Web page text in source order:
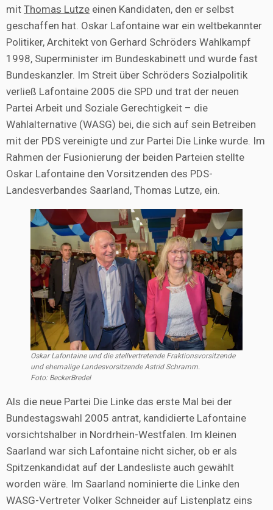
mit Thomas Lutze einen Kandidaten, den er selbst
geschaffen hat. Oskar Lafontaine war ein weltbekannter
Politiker, Architekt von Gerhard Schröders Wahlkampf
1998, Superminister im Bundeskabinett und wurde fast
Bundeskanzler. Im Streit über Schröders Sozialpolitik
verließ Lafontaine 2005 die SPD und trat der neuen
Partei Arbeit und Soziale Gerechtigkeit – die
Wahlalternative (WASG) bei, die sich auf sein Betreiben
mit der PDS vereinigte und zur Partei Die Linke wurde. Im
Rahmen der Fusionierung der beiden Parteien stellte
Oskar Lafontaine den Vorsitzenden des PDS-
Landesverbandes Saarland, Thomas Lutze, ein.
Oskar Lafontaine und die stellvertretende Fraktionsvorsitzende
und ehemalige Landesvorsitzende Astrid Schramm.
Foto: BeckerBredel
Als die neue Partei Die Linke das erste Mal bei der
Bundestagswahl 2005 antrat, kandidierte Lafontaine
vorsichtshalber in Nordrhein-Westfalen. Im kleinen
Saarland war sich Lafontaine nicht sicher, ob er als
Spitzenkandidat auf der Landesliste auch gewählt
worden wäre. Im Saarland nominierte die Linke den
WASG-Vertreter Volker Schneider auf Listenplatz eins